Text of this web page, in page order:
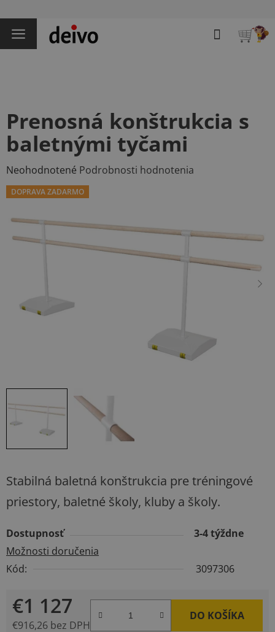
na
obsah
Hľadať
Stabilná baletná konštrukcia pre tréningové
priestory, baletné školy, kluby a školy.
Dostupnosť
3-4 týždne
Možnosti doručenia
Kód:
3097306
€1 127
€916,26 bez DPH
DO KOŠÍKA
Prenosná konštrukcia s
baletnými tyčami
Priemerné
hodnotenie
produktu
je
0,0
Neohodnotené Podrobnosti hodnotenia
DOPRAVA ZADARMO